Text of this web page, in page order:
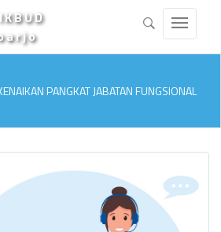
PANGKAT JABATAN FUNGSIONAL